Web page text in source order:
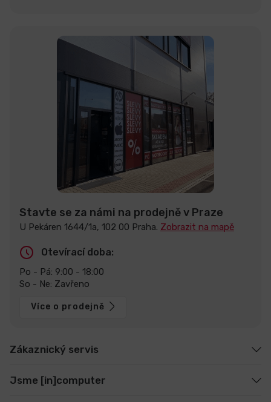
Stavte se za námi na prodejně v Praze
U Pekáren 1644/1a, 102 00 Praha. Zobrazit na mapě
Otevírací doba:
Po - Pá: 9:00 - 18:00
So - Ne: Zavřeno
Více o prodejně
Zákaznický servis
Jsme [in]computer